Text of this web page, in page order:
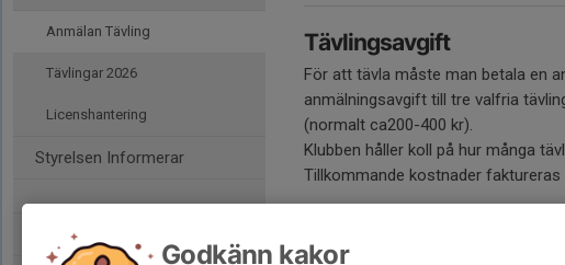
Anmälan Tävling
Tävlingar 2026
Licenshantering
Styrelsen Informerar
Boka bana här
Tävlingsavgift
För att tävla måste man betala en
anmälningsavgift till tre valfria
(normalt ca200-400 kr).
Klubben håller koll på hur många
Tillkommande kostnader
Godkänn kakor